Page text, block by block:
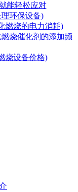
能轻松应对
环保设备)
燃烧的电力消耗)
烧催化剂的添加频
烧设备价格)